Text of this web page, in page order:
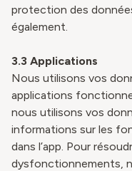
protection des
également.
3.3 Applications
Nous utilisons vos
applications
nous utilisons vos
informations sur les
dans l’app. Pour
dysfonctionnements,